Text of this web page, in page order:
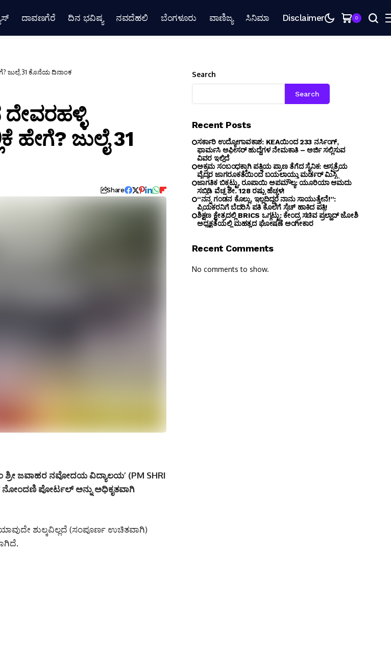
ದಾವಣಗೆರೆ ದಿನ ಭವಿಷ್ಯ ನವದೆಹಲಿ ಬೆಂಗಳೂರು ವಾಣಿಜ್ಯ ಸಿನಿಮಾ Disclaimer 0
ಜುಲೈ 31 ಕೊನೆಯ ದಿನಾಂಕ
ಜುಲೈ 31
Share
ಶ್ರೀ ಜವಾಹರ ನವೋದಯ ವಿದ್ಯಾಲಯ’ (PM SHRI
ನೋಂದಣಿ ಪೋರ್ಟಲ್ ಅನ್ನು ಅಧಿಕೃತವಾಗಿ
ಶುಲ್ಕವಿಲ್ಲದೆ (ಸಂಪೂರ್ಣ ಉಚಿತವಾಗಿ)
Search
Search
Recent Posts
ಸರ್ಕಾರಿ ಉದ್ಯೋಗಾವಕಾಶ: KEAಯಿಂದ 233 ನರ್ಸಿಂಗ್,
ಫಾರ್ಮಸಿ ಆಫೀಸರ್ ಹುದ್ದೆಗಳ ನೇಮಕಾತಿ – ಅರ್ಜಿ ಸಲ್ಲಿಸುವ
ವಿವರ ಇಲ್ಲಿದೆ
ಅಕ್ರಮ ಸಂಬಂಧಕ್ಕಾಗಿ ಪತ್ನಿಯ ಪ್ರಾಣ ತೆಗೆದ ಸೈನಿಕ: ಆಸ್ಪತ್ರೆಯ
ವೈದ್ಯರ ಜಾಗರೂಕತೆಯಿಂದ ಬಯಲಾಯ್ತು ಮರ್ಡರ್ ಮಿಸ್ಟ್ರಿ
ಜಾಗತಿಕ ಬಿಕ್ಕಟ್ಟು, ರೂಪಾಯಿ ಅಪಮೌಲ್ಯ: ಯೂರಿಯಾ ಆಮದು
ಸಬ್ಸಿಡಿ ವೆಚ್ಚ ಶೇ. 128 ರಷ್ಟು ಹೆಚ್ಚಳ!
“ನನ್ನ ಗಂಡನ ಕೊಲ್ಲು, ಇಲ್ಲದಿದ್ದರೆ ನಾನು ಸಾಯುತ್ತೇನೆ!”:
ಪ್ರಿಯಕರನಿಗೆ ಬೆದರಿಸಿ ಪತಿ ಕೊಲೆಗೆ ಸ್ಕೆಚ್ ಹಾಕಿದ ಪತ್ನಿ!
ಶಿಕ್ಷಣ ಕ್ಷೇತ್ರದಲ್ಲಿ BRICS ಒಗ್ಗಟ್ಟು: ಕೇಂದ್ರ ಸಚಿವ ಪ್ರಲ್ಹಾದ್ ಜೋಶಿ
ಅಧ್ಯಕ್ಷತೆಯಲ್ಲಿ ಮಹತ್ವದ ಘೋಷಣೆ ಅಂಗೀಕಾರ
Recent Comments
No comments to show.